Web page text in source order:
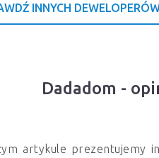
INNYCH
Dadadom -
artykule prezentujemy